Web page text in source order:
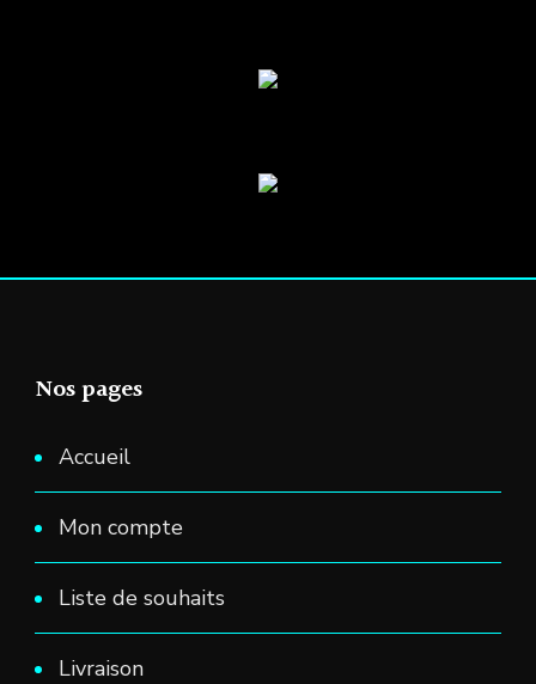
produit
Nos pages
Accueil
Mon compte
Liste de souhaits
Livraison